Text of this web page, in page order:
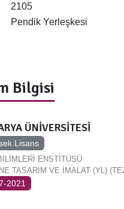
2105
Pendik Yerleşkesi
Bilgisi
ÜNİVERSİTESİ
Lisans
ENSTİTÜSÜ
TASARIM VE İMALAT (YL)
2021